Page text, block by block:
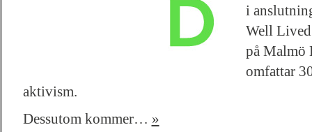
i
Well
på Malmö
omfattar
aktivism.
Dessutom kommer… »